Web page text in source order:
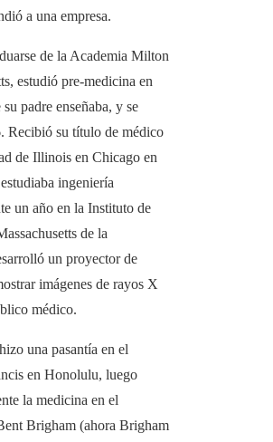
a una empresa.
de la Academia Milton
estudió pre-medicina en
padre enseñaba, y se
Recibió su título de médico
de Illinois en Chicago en
ingeniería
un año en la Instituto de
de la
un proyector de
imágenes de rayos X
médico.
una pasantía en el
en Honolulu, luego
la medicina en el
Brigham (ahora Brigham